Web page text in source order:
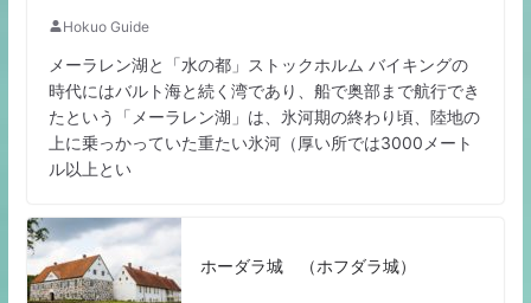
Hokuo Guide
メーラレン湖と「水の都」ストックホルム バイキングの
時代にはバルト海と続く湾であり、船で奥部まで航行でき
たという「メーラレン湖」は、氷河期の終わり頃、陸地の
上に乗っかっていた重たい氷河（厚い所では3000メート
ル以上とい
ホーダラ城 （ホフダラ城）